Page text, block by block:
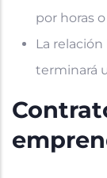
por horas o
La
terminará